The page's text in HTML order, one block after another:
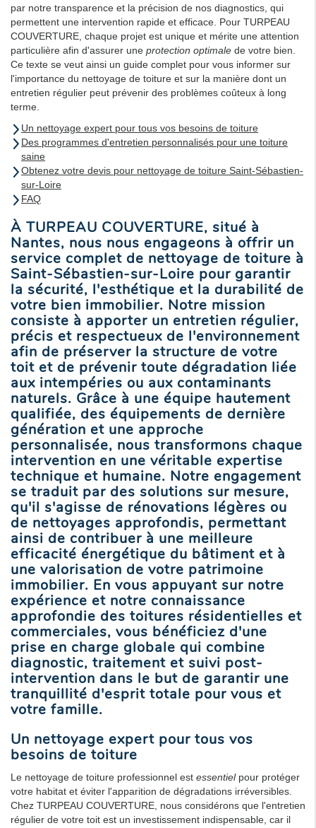
par notre transparence et la précision de nos diagnostics, qui
permettent une intervention rapide et efficace. Pour TURPEAU
COUVERTURE, chaque projet est unique et mérite une attention
particulière afin d'assurer une protection optimale de votre bien.
Ce texte se veut ainsi un guide complet pour vous informer sur
l'importance du nettoyage de toiture et sur la manière dont un
entretien régulier peut prévenir des problèmes coûteux à long
terme.
Un nettoyage expert pour tous vos besoins de toiture
Des programmes d'entretien personnalisés pour une toiture
saine
Obtenez votre devis pour nettoyage de toiture Saint-Sébastien-
sur-Loire
FAQ
À TURPEAU COUVERTURE, situé à
Nantes, nous nous engageons à offrir un
service complet de nettoyage de toiture à
Saint-Sébastien-sur-Loire pour garantir
la sécurité, l'esthétique et la durabilité de
votre bien immobilier. Notre mission
consiste à apporter un entretien régulier,
précis et respectueux de l'environnement
afin de préserver la structure de votre
toit et de prévenir toute dégradation liée
aux intempéries ou aux contaminants
naturels. Grâce à une équipe hautement
qualifiée, des équipements de dernière
génération et une approche
personnalisée, nous transformons chaque
intervention en une véritable expertise
technique et humaine. Notre engagement
se traduit par des solutions sur mesure,
qu'il s'agisse de rénovations légères ou
de nettoyages approfondis, permettant
ainsi de contribuer à une meilleure
efficacité énergétique du bâtiment et à
une valorisation de votre patrimoine
immobilier. En vous appuyant sur notre
expérience et notre connaissance
approfondie des toitures résidentielles et
commerciales, vous bénéficiez d'une
prise en charge globale qui combine
diagnostic, traitement et suivi post-
intervention dans le but de garantir une
tranquillité d'esprit totale pour vous et
votre famille.
Un nettoyage expert pour tous vos
besoins de toiture
Le nettoyage de toiture professionnel est essentielpour protéger
votre habitat et éviter l'apparition de dégradations irréversibles.
Chez TURPEAU COUVERTURE, nous considérons que l'entretien
régulier de votre toit est un investissement indispensable, car il